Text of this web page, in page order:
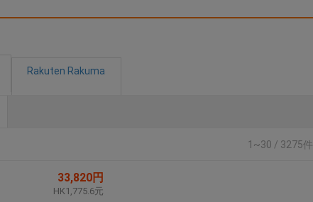
Rakuten Rakuma
1~30 / 3275件
33,820円
HK1,775.6元